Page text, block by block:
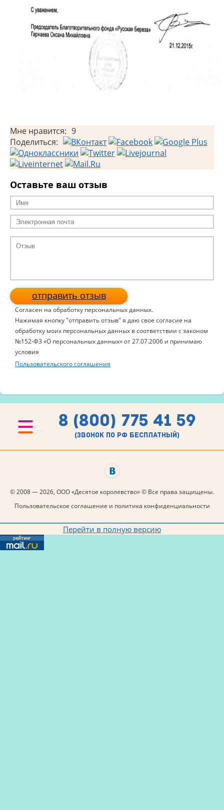
Мне нравится: 9
Поделиться:
Оставьте ваш отзыв
отправить отзыв
Согласен на обработку персональных данных.
Нажимая кнопку "отправить отзыв" я даю свое согласие на
обработку моих персональных данных в соответствии с законом
№152-ФЗ «О персональных данных» от 27.07.2006 и принимаю
условия
Пользовательского соглашения
8 (800) 775 41 59
(звонок по рф бесплатный)
© 2008 — 2026, ООО «Десятое королевство» © Все права защищены.
Пользовательское соглашение и политика конфиденциальности
Перейти в полную версию